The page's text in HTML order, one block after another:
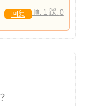
顶: 1 踩: 0
回复